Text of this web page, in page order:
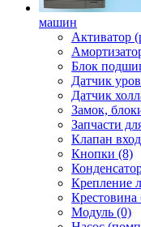
машин
Активатор
Блок
Датчик
Датчик
Замок,
Запчасти
Клапан
Кнопки (8)
Крепление
Крестовина
Модуль (0)